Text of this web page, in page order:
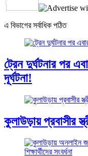
Share
এ বিভাগের সর্বাধিক পঠিত
ট্রেন দুর্ঘটনার পর
দূর্ঘটনা!
কুলাউড়ায় প্রবাসীর